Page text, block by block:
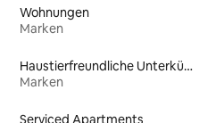
Wohnungen
Marken
Haustierfreundliche Unterkünfte
Marken
Serviced Apartments